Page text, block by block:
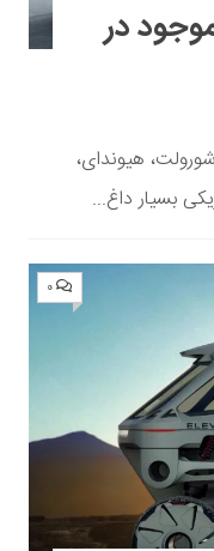
خودروهای الکتریکی سال 2021 موجود در
هیوندای،
بسیار داغ...
۰